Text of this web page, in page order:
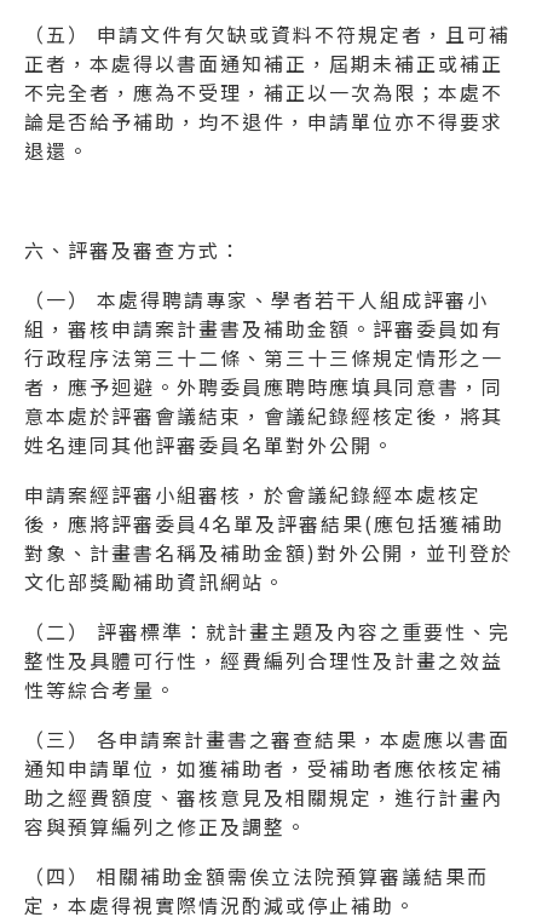
（五） 申請文件有欠缺或資料不符規定者，且可補
正者，本處得以書面通知補正，屆期未補正或補正
不完全者，應為不受理，補正以一次為限；本處不
論是否給予補助，均不退件，申請單位亦不得要求
退還。
六、評審及審查方式：
（一） 本處得聘請專家、學者若干人組成評審小
組，審核申請案計畫書及補助金額。評審委員如有
行政程序法第三十二條、第三十三條規定情形之一
者，應予迴避。外聘委員應聘時應填具同意書，同
意本處於評審會議結束，會議紀錄經核定後，將其
姓名連同其他評審委員名單對外公開。
申請案經評審小組審核，於會議紀錄經本處核定
後，應將評審委員4名單及評審結果(應包括獲補助
對象、計畫書名稱及補助金額)對外公開，並刊登於
文化部獎勵補助資訊網站。
（二） 評審標準：就計畫主題及內容之重要性、完
整性及具體可行性，經費編列合理性及計畫之效益
性等綜合考量。
（三） 各申請案計畫書之審查結果，本處應以書面
通知申請單位，如獲補助者，受補助者應依核定補
助之經費額度、審核意見及相關規定，進行計畫內
容與預算編列之修正及調整。
（四） 相關補助金額需俟立法院預算審議結果而
定，本處得視實際情況酌減或停止補助。